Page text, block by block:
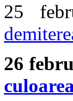
25
26